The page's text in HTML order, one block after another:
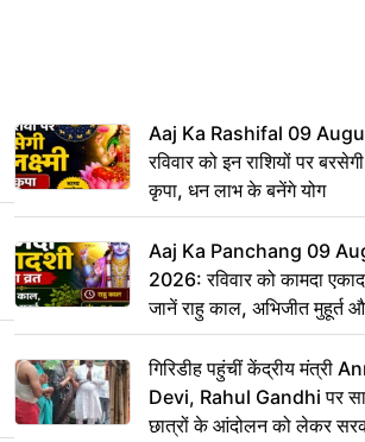
Aaj Ka Rashifal 09
रविवार को इन राशियों पर
कृपा, धन लाभ के बनेंगे योग
Aaj Ka Panchang 09
2026: रविवार को कामदा
जानें राहु काल, अभिजीत मुहूर्त
गिरिडीह पहुंचीं केंद्रीय मंत्री
Devi, Rahul Gandhi पर
छात्रों के आंदोलन को लेकर